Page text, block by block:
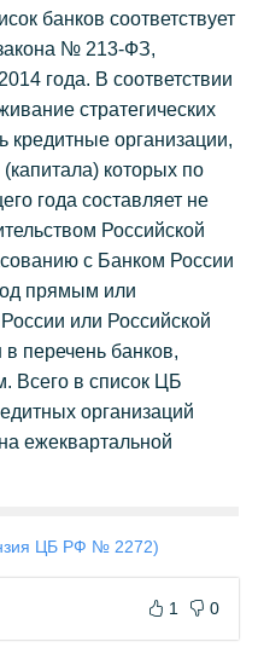
банков соответствует
№ 213-ФЗ,
года. В соответствии
стратегических
кредитные организации,
которых по
года составляет не
Российской
с Банком России
прямым или
или Российской
перечень банков,
Всего в список ЦБ
организаций
ежеквартальной
ЦБ РФ № 2272)
1 0